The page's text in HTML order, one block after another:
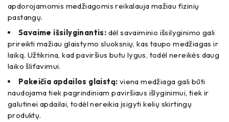
apdorojamomis medžiagomis reikalauja mažiau fizinių
pastangų.
Savaime išsilyginantis: dėl savaiminio išsilyginimo gali
prireikti mažiau glaistymo sluoksnių, kas taupo medžiagas ir
laiką. Užtikrina, kad paviršius butu lygus, todėl nereikės daug
laiko šlifavimui.
Pakeičia apdailos glaistą: viena medžiaga gali būti
naudojama tiek pagrindiniam paviršiaus išlyginimui, tiek ir
galutinei apdailai, todėl nereikia įsigyti kelių skirtingų
produktų.